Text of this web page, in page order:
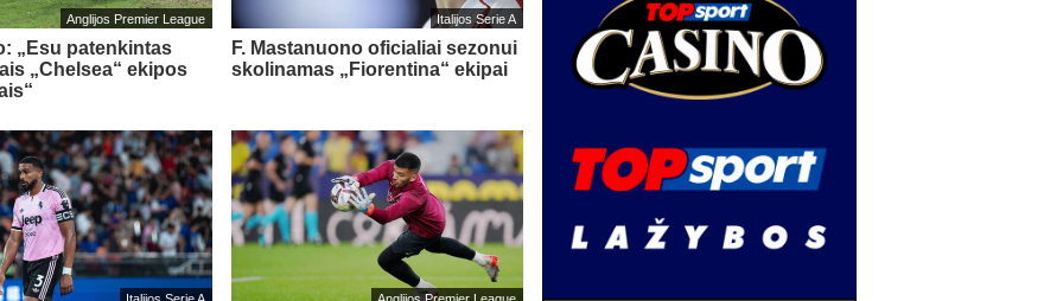
Anglijos Premier League
„Esu patenkintas
„Chelsea“ ekipos
Italijos Serie A
F. Mastanuono oficialiai sezonui
skolinamas „Fiorentina“ ekipai
Italijos Serie A Anglijos Premier League